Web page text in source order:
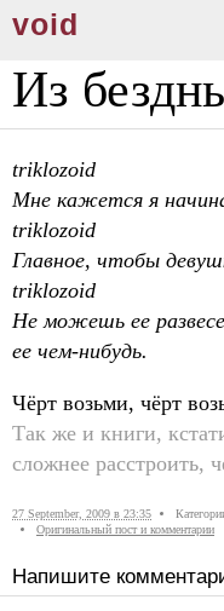
void
Из
triklozoid
Мне кажется я
triklozoid
Главное, чтобы
triklozoid
Не можешь ее
ее чем-нибудь.
Чёрт возьми, чёрт
Так же и книги,
сложнее расстроить,
27 September, 2009 в 23:35
Оригинальный пост и комментарии
Напишите